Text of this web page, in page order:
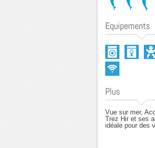
Equipements
Plus
Vue sur mer,
Trez Hir et ses
idéale pour des